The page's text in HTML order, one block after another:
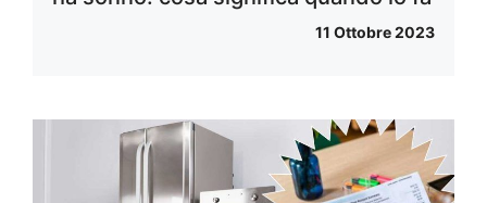
11 Ottobre 2023